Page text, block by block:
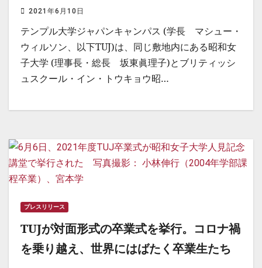
2021年6月10日
テンプル大学ジャパンキャンパス (学長 マシュー・
ウィルソン、以下TUJ)は、同じ敷地内にある昭和女
子大学 (理事長・総長 坂東眞理子)とブリティッシ
ュスクール・イン・トウキョウ昭…
プレスリリース
TUJが対面形式の卒業式を挙行。コロナ禍
を乗り越え、世界にはばたく卒業生たち